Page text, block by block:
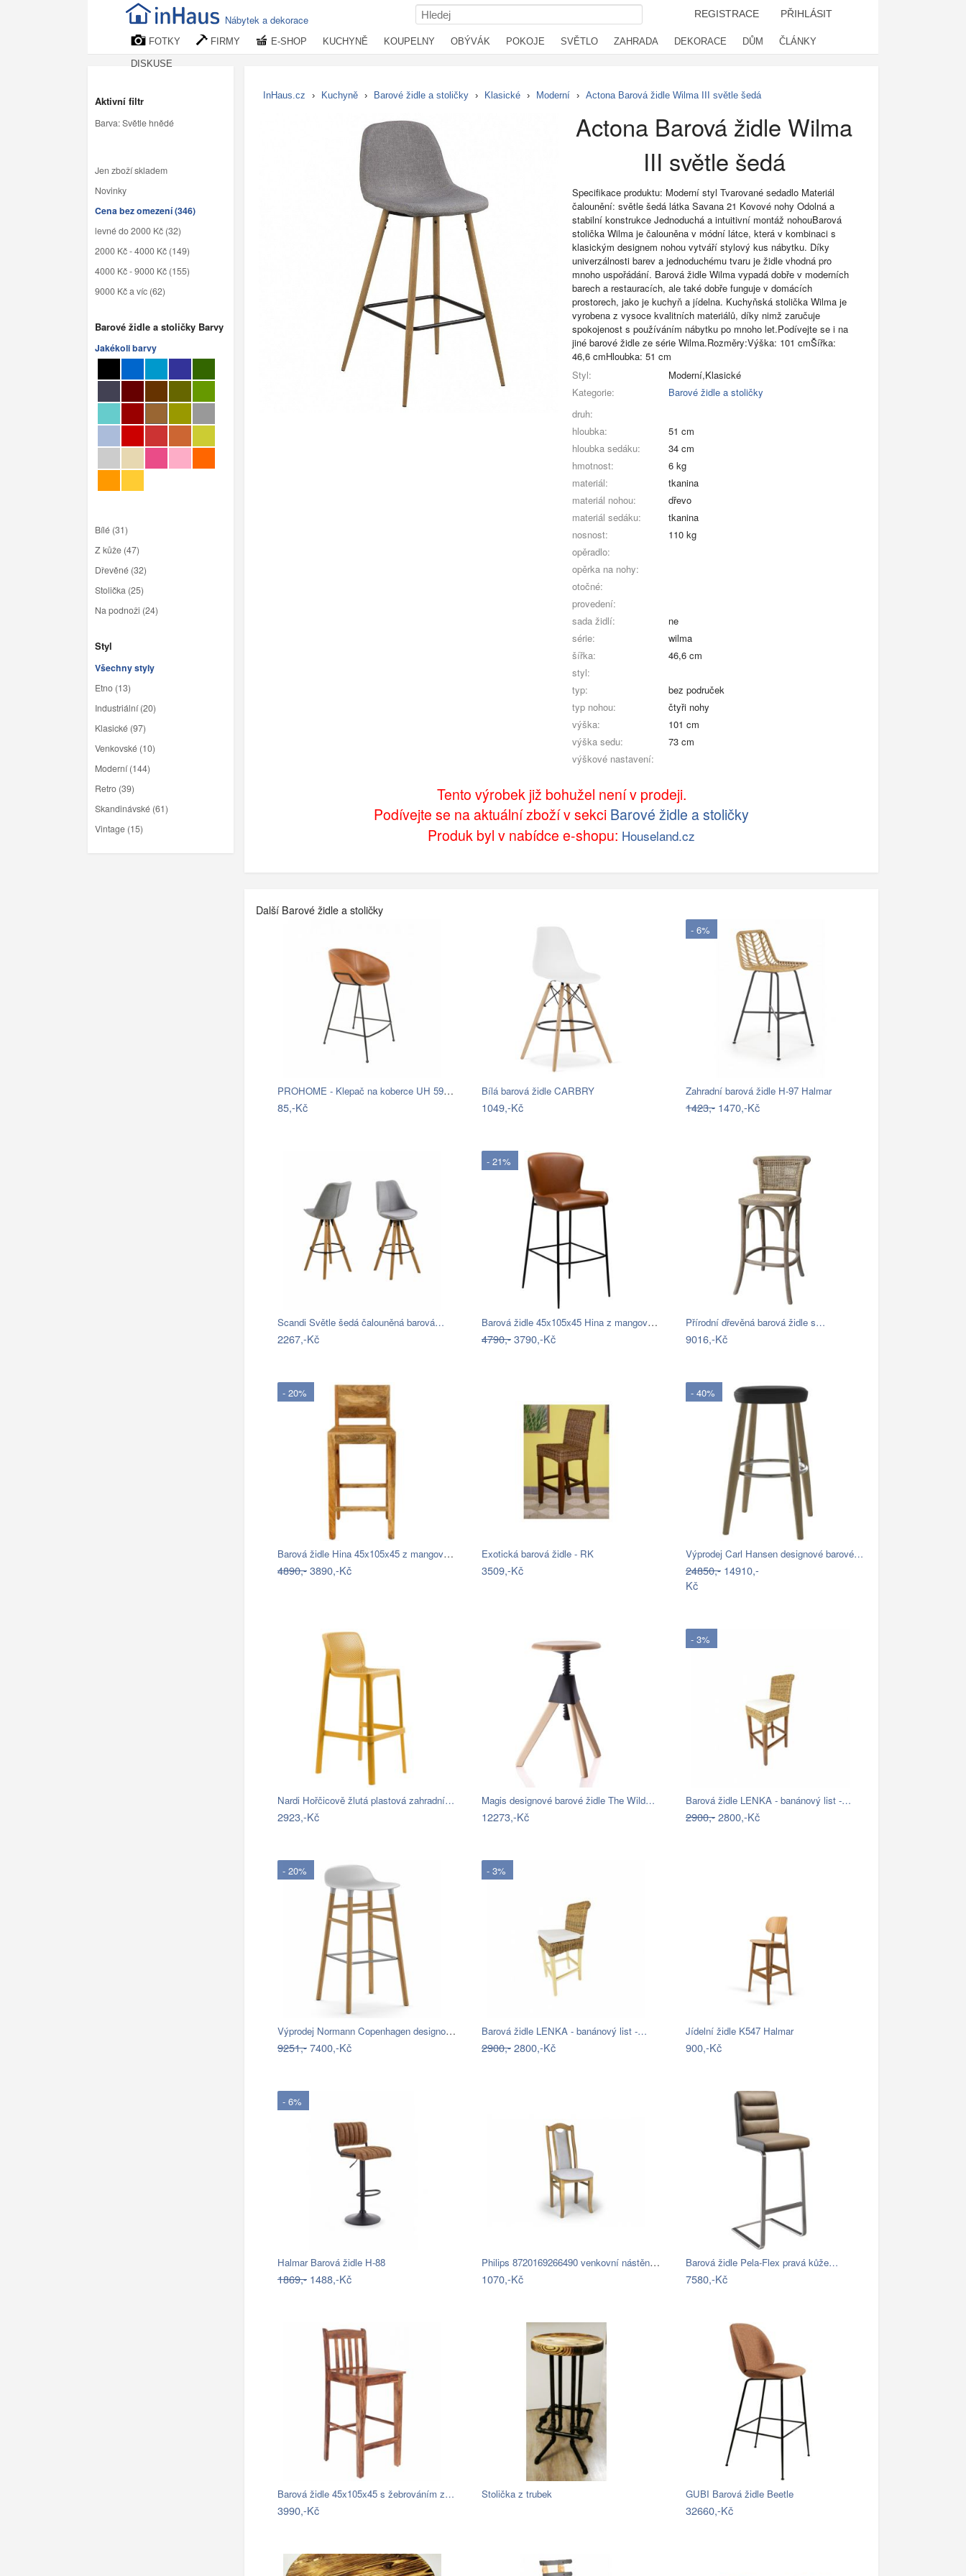
Nábytek a dekorace REGISTRACE PŘIHLÁSIT
FOTKY FIRMY E-SHOP KUCHYNĚ KOUPELNY OBÝVÁK POKOJE SVĚTLO ZAHRADA DEKORACE DŮM ČLÁNKY
DISKUSE
Aktivní filtr
Barva: Světle hnědé
Jen zboží skladem
Novinky
Cena bez omezení (346)
levné do 2000 Kč (32)
2000 Kč - 4000 Kč (149)
4000 Kč - 9000 Kč (155)
9000 Kč a víc (62)
Barové židle a stoličky Barvy
Jakékoli barvy
Bílé (31)
Z kůže (47)
Dřevěné (32)
Stolička (25)
Na podnoži (24)
Styl
Všechny styly
Etno (13)
Industriální (20)
Klasické (97)
Venkovské (10)
Moderní (144)
Retro (39)
Skandinávské (61)
Vintage (15)
InHaus.cz › Kuchyně › Barové židle a stoličky › Klasické › Moderní › Actona Barová židle Wilma III světle šedá
Actona Barová židle Wilma
III světle šedá
Specifikace produktu: Moderní styl Tvarované sedadlo Materiál
čalounění: světle šedá látka Savana 21 Kovové nohy Odolná a
stabilní konstrukce Jednoduchá a intuitivní montáž nohouBarová
stolička Wilma je čalouněna v módní látce, která v kombinaci s
klasickým designem nohou vytváří stylový kus nábytku. Díky
univerzálnosti barev a jednoduchému tvaru je židle vhodná pro
mnoho uspořádání. Barová židle Wilma vypadá dobře v moderních
barech a restauracích, ale také dobře funguje v domácích
prostorech, jako je kuchyň a jídelna. Kuchyňská stolička Wilma je
vyrobena z vysoce kvalitních materiálů, díky nimž zaručuje
spokojenost s používáním nábytku po mnoho let.Podívejte se i na
jiné barové židle ze série Wilma.Rozměry:Výška: 101 cmŠířka:
46,6 cmHloubka: 51 cm
Styl:
Moderní,Klasické
Kategorie:
Barové židle a stoličky
druh:
hloubka:
51 cm
hloubka sedáku:
34 cm
hmotnost:
6 kg
materiál:
tkanina
materiál nohou:
dřevo
materiál sedáku:
tkanina
nosnost:
110 kg
opěradlo:
opěrka na nohy:
otočné:
provedení:
sada židlí:
ne
série:
wilma
šířka:
46,6 cm
styl:
typ:
bez područek
typ nohou:
čtyři nohy
výška:
101 cm
výška sedu:
73 cm
výškové nastavení:
Tento výrobek již bohužel není v prodeji.
Podívejte se na aktuální zboží v sekci Barové židle a stoličky
Produk byl v nabídce e-shopu: Houseland.cz
Další Barové židle a stoličky
PROHOME - Klepač na koberce UH 59x19cm
85,-Kč
Bílá barová židle CARBRY
1049,-Kč
- 6%
Zahradní barová židle H-97 Halmar
1423,- 1470,-Kč
Scandi Světle šedá čalouněná barová…
2267,-Kč
- 21%
Barová židle 45x105x45 Hina z mangového…
4790,-3790,-Kč
Přírodní dřevěná barová židle s…
9016,-Kč
- 20%
Barová židle Hina 45x105x45 z mangového…
4890,-3890,-Kč
Exotická barová židle - RK
3509,-Kč
- 40%
Výprodej Carl Hansen designové barové…
24850,- 14910,-
Kč
Nardi Hořčicově žlutá plastová zahradní…
2923,-Kč
Magis designové barové židle The Wild…
12273,-Kč
- 3%
Barová židle LENKA - banánový list -…
2900,-2800,-Kč
- 20%
Výprodej Normann Copenhagen designové…
9251,-7400,-Kč
- 3%
Barová židle LENKA - banánový list -…
2900,-2800,-Kč
Jídelní židle K547 Halmar
900,-Kč
- 6%
Halmar Barová židle H-88
1869,- 1488,-Kč
Philips 8720169266490 venkovní nástěnné…
1070,-Kč
Barová židle Pela-Flex pravá kůže…
7580,-Kč
Barová židle 45x105x45 s žebrováním z…
3990,-Kč
Stolička z trubek GUBI Barová židle Beetle
32660,-Kč